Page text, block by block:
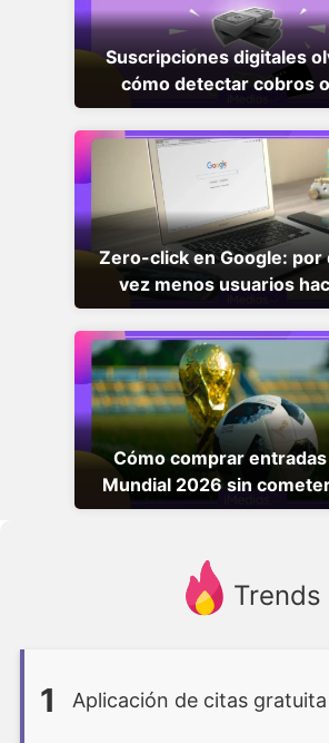
Suscripciones digitales
cómo detectar cobros
Zero-click en Google: por
vez menos usuarios
Cómo comprar
Mundial 2026 sin
Trends
1 Aplicación de citas gratuita